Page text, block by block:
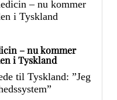
– nu kommer
i Tyskland